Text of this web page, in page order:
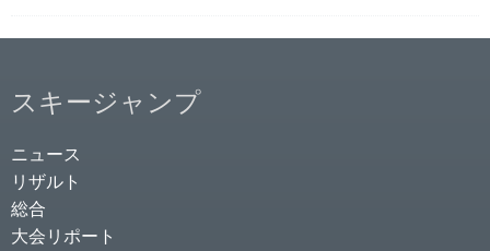
スキージャンプ
ニュース
リザルト
総合
大会リポート